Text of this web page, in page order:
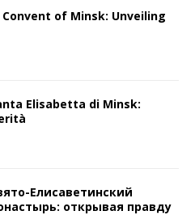
of Minsk: Unveiling
Elisabetta di Minsk:
Елисаветинский
открывая правду